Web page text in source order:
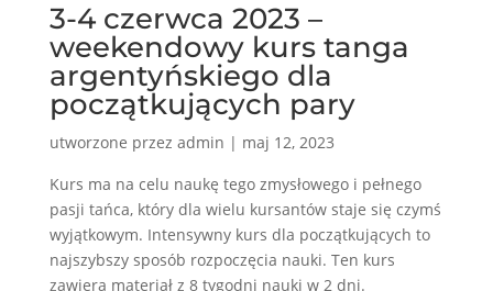
3-4 czerwca 2023 –
weekendowy kurs tanga
argentyńskiego dla
początkujących pary
utworzone przez admin | maj 12, 2023
Kurs ma na celu naukę tego zmysłowego i pełnego
pasji tańca, który dla wielu kursantów staje się czymś
wyjątkowym. Intensywny kurs dla początkujących to
najszybszy sposób rozpoczęcia nauki. Ten kurs
zawiera materiał z 8 tygodni nauki w 2 dni.